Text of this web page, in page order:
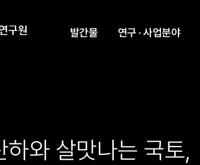
발간물 연구 · 사업분야
하와 살맛나는 국토,
하와 살맛나는 국토,